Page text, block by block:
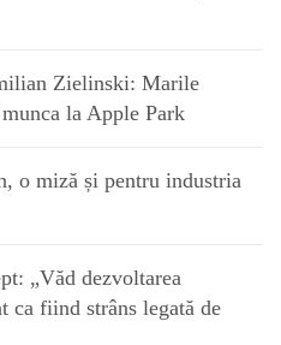
Zielinski: Marile
la Apple Park
o miză și pentru industria
„Văd dezvoltarea
ca fiind strâns legată de